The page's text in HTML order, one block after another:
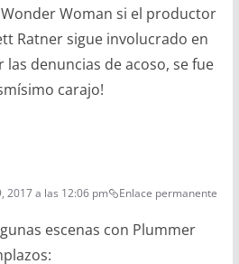
Woman si el productor
Ratner sigue involucrado en
las denuncias de acoso, se fue
carajo!
2017 a las 12:06 pm Enlace permanente
escenas con Plummer